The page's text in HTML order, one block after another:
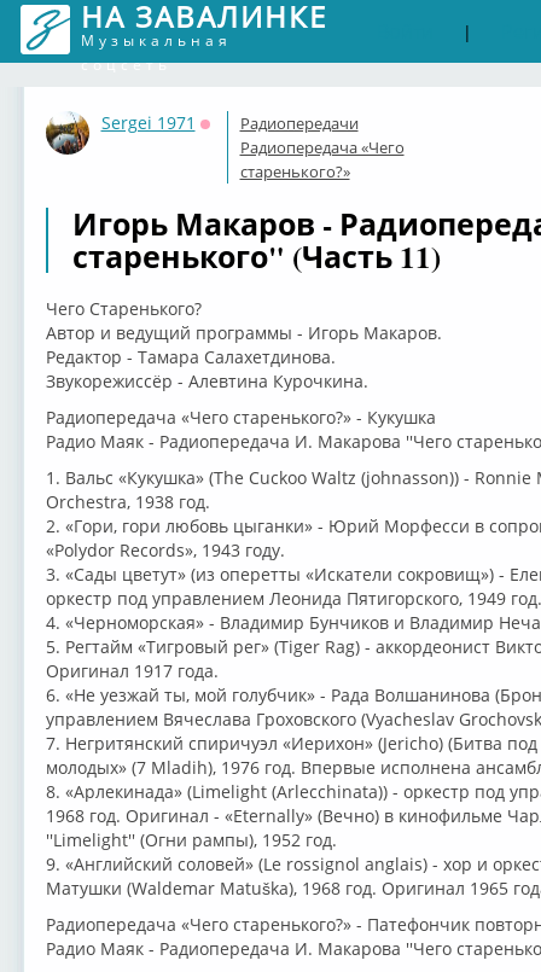
НА ЗАВАЛИНКЕ
Музыкальная
соцсеть
|
Sergei 1971
Оффлайн
Радиопередачи
Радиопередача «Чего
старенького?»
Игорь Макаров -
старенького" (Часть 11)
Чего Старенького?
Автор и ведущий программы - Игорь Макаров.
Редактор - Тамара Салахетдинова.
Звукорежиссёр - Алевтина Курочкина.
Радиопередача «Чего старенького?» - Кукушка
Радио Маяк - Радиопередача И. Макарова ''Чего
1. Вальс «Кукушка» (The Cuckoo Waltz (johnasson)) -
Orchestra, 1938 год.
2. «Гори, гори любовь цыганки» - Юрий Морфесси в
«Polydor Records», 1943 году.
3. «Сады цветут» (из оперетты «Искатели сокровищ») -
оркестр под управлением Леонида Пятигорского, 1949 год.
4. «Черноморская» - Владимир Бунчиков и Владимир
5. Регтайм «Тигровый рег» (Tiger Rag) - аккордеонист
Оригинал 1917 года.
6. «Не уезжай ты, мой голубчик» - Рада Волшанинова
управлением Вячеслава Гроховского (Vyacheslav
7. Негритянский спиричуэл «Иерихон» (Jericho) (Битва
молодых» (7 Mladih), 1976 год. Впервые исполнена
8. «Арлекинада» (Limelight (Arlecchinata)) - оркестр под
1968 год. Оригинал - «Eternally» (Вечно) в кинофильме
''Limelight'' (Огни рампы), 1952 год.
9. «Английский соловей» (Le rossignol anglais) - хор и
Матушки (Waldemar Matuška), 1968 год. Оригинал 1965
Радиопередача «Чего старенького?» - Патефончик
Радио Маяк - Радиопередача И. Макарова ''Чего